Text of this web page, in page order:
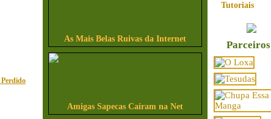
As Mais Belas Ruivas da Internet
Amigas Sapecas Caíram na Net
Tutoriais
Parceiros